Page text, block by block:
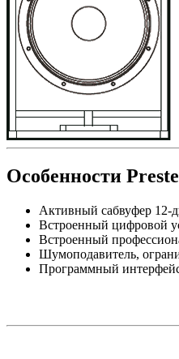
Особенности
Активный сабвуфер 12-
Встроенный цифровой
Встроенный
Шумоподавитель,
Программный